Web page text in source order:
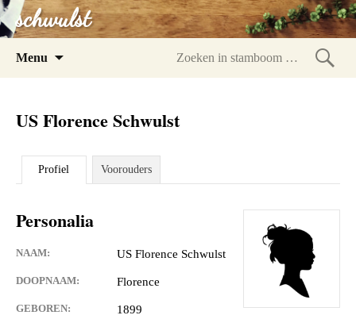
schwulst
Menu
US Florence Schwulst
Profiel Voorouders
Personalia
NAAM: US Florence Schwulst
DOOPNAAM: Florence
GEBOREN: 1899